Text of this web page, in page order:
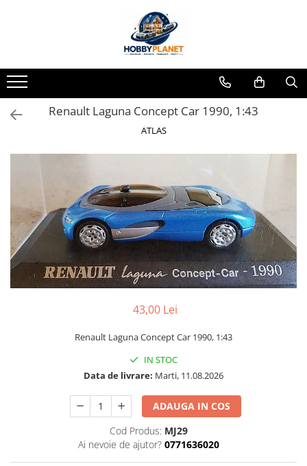
MINIATURI CASUTE PAPUSI
Accesorii miniaturale
Accesorii miniaturale diverse
Iluminat miniatural
Obiecte casnice miniaturale
Portelan deluxe cu aur 24K
Textile si lenjerii miniaturale
Vesela si servire miniaturi
Mobilier miniatural
Dormitor miniatural
Materiale miniaturale si DIY
Materiale constructie miniaturale
Pardoseli si textile miniaturale
Renault Laguna Concept Car 1990, 1:43
ATLAS
43,00 Lei
Renault Laguna Concept Car 1990, 1:43
IN STOC
Data de livrare: Marti, 11.08.2026
ADAUGA IN COS
Cod Produs: MJ29
Ai nevoie de ajutor? 0771636020